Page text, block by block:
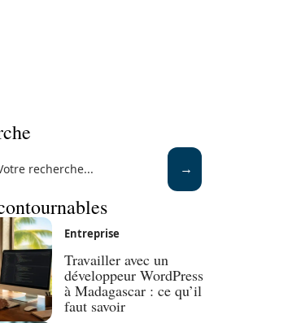
Entreprise
Travailler avec un
développeur WordPress
à Madagascar : ce qu’il
faut savoir